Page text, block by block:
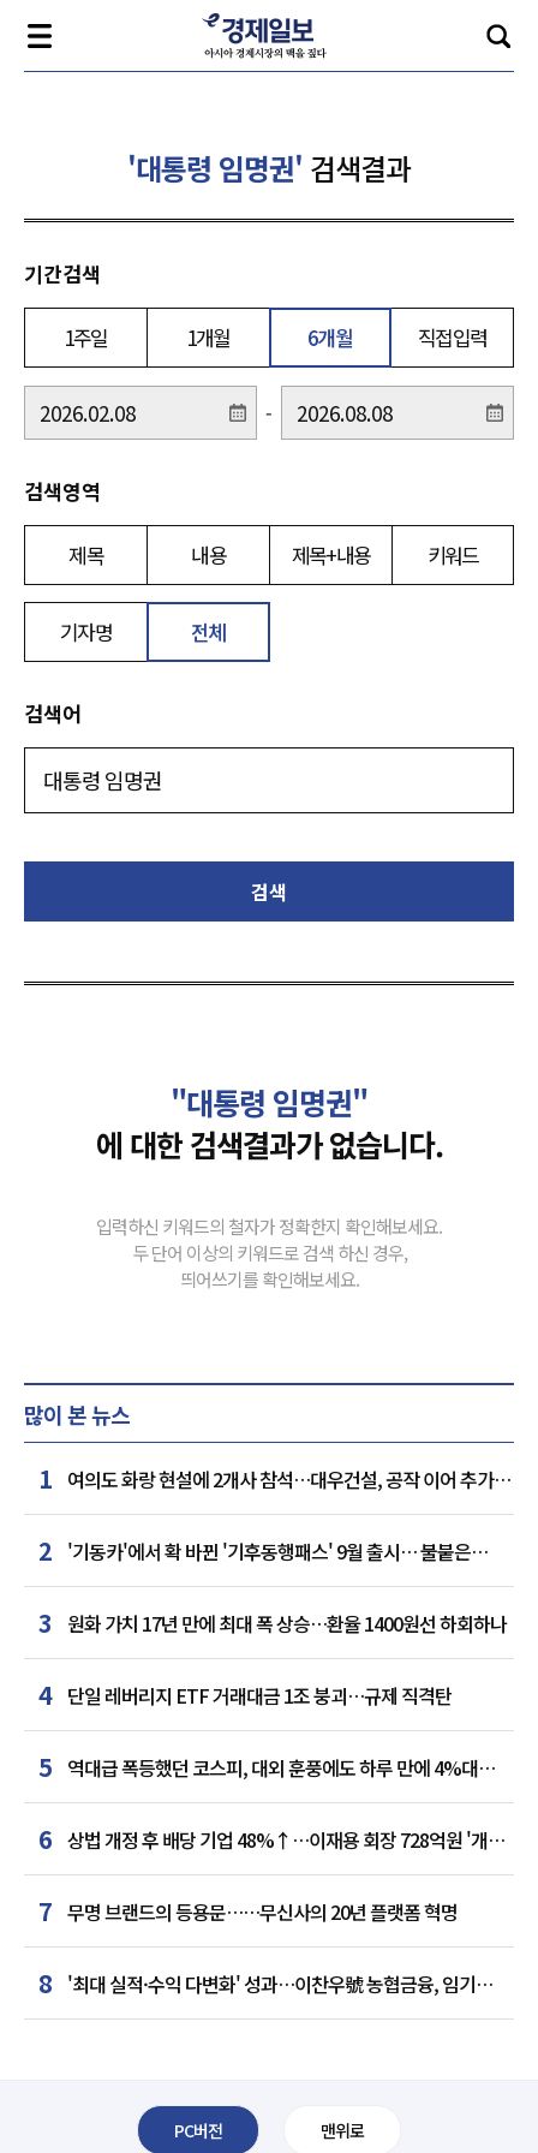
'대통령 임명권' 검색결과
기간검색
1주일 1개월 6개월 직접입력
-
검색영역
제목 내용 제목+내용 키워드
기자명 전체
검색어
검색
"대통령 임명권"
에 대한 검색결과가 없습니다.
입력하신 키워드의 철자가 정확한지 확인해보세요.
두 단어 이상의 키워드로 검색 하신 경우,
띄어쓰기를 확인해보세요.
많이 본 뉴스
1 여의도 화랑 현설에 2개사 참석…대우건설, 공작 이어 추가
거점 확보하나
2 '기동카'에서 확 바뀐 '기후동행패스' 9월 출시… 불붙은
카드사 경쟁
3 원화 가치 17년 만에 최대 폭 상승…환율 1400원선 하회하나
4 단일 레버리지 ETF 거래대금 1조 붕괴…규제 직격탄
5 역대급 폭등했던 코스피, 대외 훈풍에도 하루 만에 4%대
급락
6 상법 개정 후 배당 기업 48%↑…이재용 회장 728억원 '개인
최다'
7 무명 브랜드의 등용문……무신사의 20년 플랫폼 혁명
8 '최대 실적·수익 다변화' 성과…이찬우號 농협금융, 임기
말년 성장 박차
PC버전 맨위로